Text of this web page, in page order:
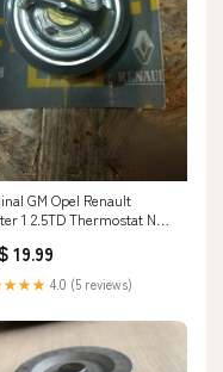
GM Opel Renault
1 2.5TD Thermostat NEU
19.99
4.0 (5 reviews)